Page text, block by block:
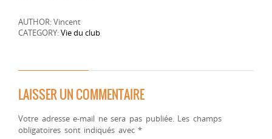
AUTHOR: Vincent
CATEGORY:Vie du club
LAISSER UN COMMENTAIRE
Votre adresse e-mail ne sera pas publiée. Les champs
obligatoires sont indiqués avec*